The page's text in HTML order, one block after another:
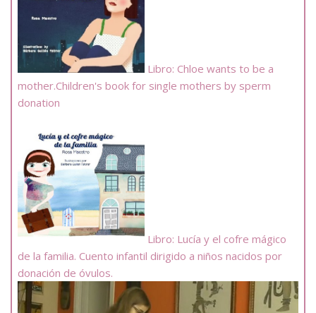
Libro: Chloe wants to be a
mother.Children's book for single mothers by sperm
donation
Libro: Lucía y el cofre mágico
de la familia. Cuento infantil dirigido a niños nacidos por
donación de óvulos.